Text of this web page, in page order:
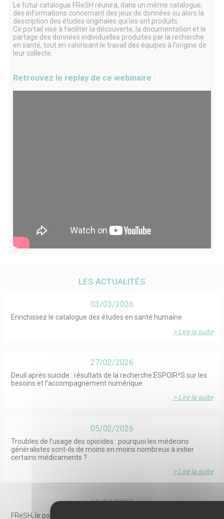
Le futur catalogue FReSH réunira, dans un même catalogue,
des informations concernant des jeux de données ou alors la
description des études originales qui les ont produits.
Ce portail vise à faciliter la découverte, la documentation et le
partage des données individuelles produites par la recherche
en santé, tout en valorisant le travail des équipes à l’origine de
leur collecte.
Retrouvez le replay de ce webinaire :
LES ACTUALITÉS
03/03/2026
Enrichissez le catalogue des études en santé humaine
> Lire la suite
27/02/2026
Deuil après suicide : résultats de la recherche ESPOIR²S sur les
besoins et l’accompagnement numérique
> Lire la suite
05/02/2026
Troubles de l’usage des opioïdes : pourquoi les médecins
généralistes sont-ils de moins en moins nombreux à initier
certains médicaments ?
> Lire la suite
10/04/2025
FReSH, le portail des études en santé